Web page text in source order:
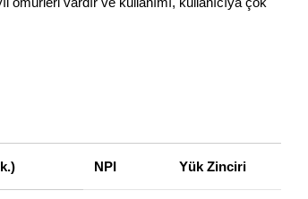
NPI Yük Zinciri